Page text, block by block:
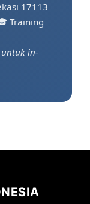
17113
Training
in-